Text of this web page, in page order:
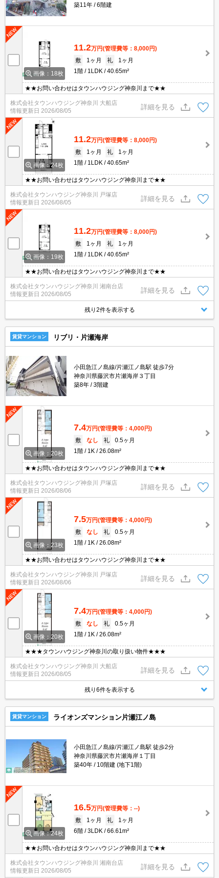
築11年
6階建
画像：18枚
11.2万円(管理費等：8,000円)
敷
1ヶ月 礼
1ヶ月
1階
1LDK 40.65m²
★★お問い合わせはタウンハウジング神奈川まで★★
株式会社タウンハウジング神奈川 大船店
情報更新日 2026/08/05
詳細を見る
画像：24枚
11.2万円(管理費等：8,000円)
敷
1ヶ月 礼
1ヶ月
1階
1LDK 40.65m²
★★お問い合わせはタウンハウジング神奈川まで★★
株式会社タウンハウジング神奈川 戸塚店
情報更新日 2026/08/05
詳細を見る
画像：19枚
11.2万円(管理費等：8,000円)
敷
1ヶ月 礼
1ヶ月
1階
1LDK 40.65m²
★★お問い合わせはタウンハウジング神奈川まで★★
株式会社タウンハウジング神奈川 湘南台店
情報更新日 2026/08/05
詳細を見る
残り2件を表示する
賃貸マンション リブリ・片瀬海岸
小田急江ノ島線/片瀬江ノ島駅 徒歩7分
神奈川県藤沢市片瀬海岸３丁目
築8年
3階建
画像：20枚
7.4万円(管理費等：4,000円)
敷
なし 礼
0.5ヶ月
1階
1K 26.08m²
★★お問い合わせはタウンハウジング神奈川まで★★
株式会社タウンハウジング神奈川 戸塚店
情報更新日 2026/08/06
詳細を見る
画像：23枚
7.5万円(管理費等：4,000円)
敷
なし 礼
0.5ヶ月
1階
1K 26.08m²
★★お問い合わせはタウンハウジング神奈川まで★★
株式会社タウンハウジング神奈川 戸塚店
情報更新日 2026/08/06
詳細を見る
画像：20枚
7.4万円(管理費等：4,000円)
敷
なし 礼
0.5ヶ月
1階
1K 26.08m²
★★★タウンハウジング神奈川の取り扱い物件★★★
株式会社タウンハウジング神奈川 大船店
情報更新日 2026/08/05
詳細を見る
残り6件を表示する
賃貸マンション ライオンズマンション片瀬江ノ島
小田急江ノ島線/片瀬江ノ島駅 徒歩2分
神奈川県藤沢市片瀬海岸１丁目
築40年
10階建 (地下1階)
画像：24枚
16.5万円(管理費等：--)
敷
1ヶ月 礼
1ヶ月
6階
3LDK 66.61m²
★★お問い合わせはタウンハウジング神奈川まで★★
株式会社タウンハウジング神奈川 湘南台店
情報更新日 2026/08/05
詳細を見る